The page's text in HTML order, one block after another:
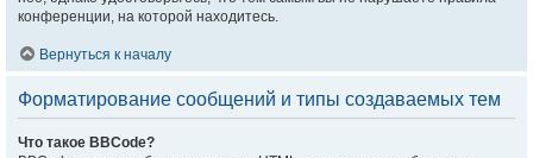
конференции, на которой находитесь.
Вернуться к началу
Форматирование сообщений и типы создаваемых тем
Что такое BBCode?